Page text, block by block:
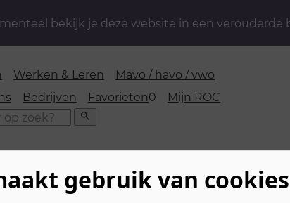
bekijk je deze website in een verouderde
Werken & Leren
Mavo / havo / vwo
Bedrijven Favorieten0 favorieten
Mijn ROC
Zoeken
Mechanica»Metaal & Mechatronica»Eerste
gebruik van cookies